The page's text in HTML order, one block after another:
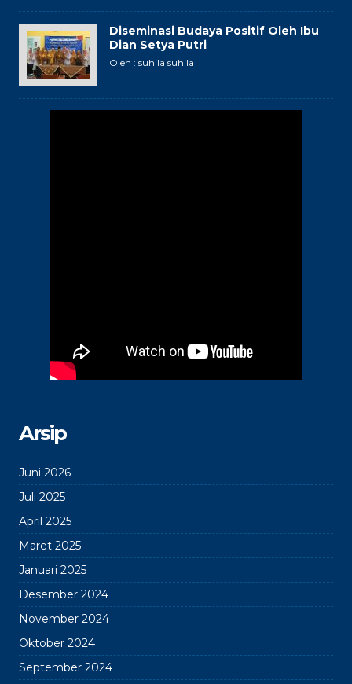
Diseminasi Budaya Positif Oleh Ibu
Dian Setya Putri
Oleh : suhila suhila
Arsip
Juni 2026
Juli 2025
April 2025
Maret 2025
Januari 2025
Desember 2024
November 2024
Oktober 2024
September 2024